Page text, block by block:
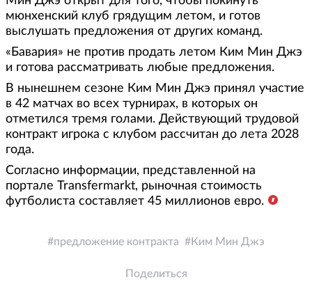
мюнхенский клуб грядущим летом, и готов
выслушать предложения от других команд.
«Бавария» не против продать летом Ким Мин Джэ
и готова рассматривать любые предложения.
В нынешнем сезоне Ким Мин Джэ принял участие
в 42 матчах во всех турнирах, в которых он
отметился тремя голами. Действующий трудовой
контракт игрока с клубом рассчитан до лета 2028
года.
Согласно информации, представленной на
портале Transfermarkt, рыночная стоимость
футболиста составляет 45 миллионов евро.
предложение контракта Ким Мин Джэ
Поделиться